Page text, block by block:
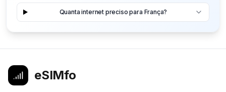
Quanta internet preciso para França?
eSIMfo